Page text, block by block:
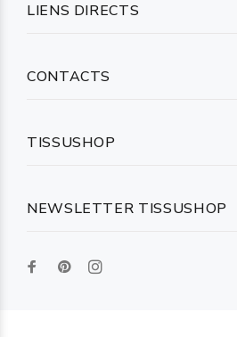
NEWSLETTER TISSUSHOP
LIENS DIRECTS
CONTACTS
TISSUSHOP